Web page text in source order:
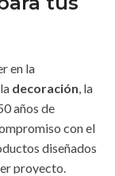
en la
decoración, la
años de
con el
diseñados
proyecto.